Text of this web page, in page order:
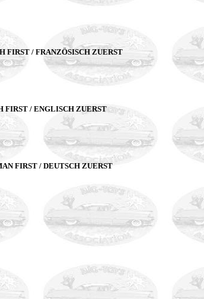
FIRST / FRANZÖSISCH ZUERST
FIRST / ENGLISCH ZUERST
FIRST / DEUTSCH ZUERST